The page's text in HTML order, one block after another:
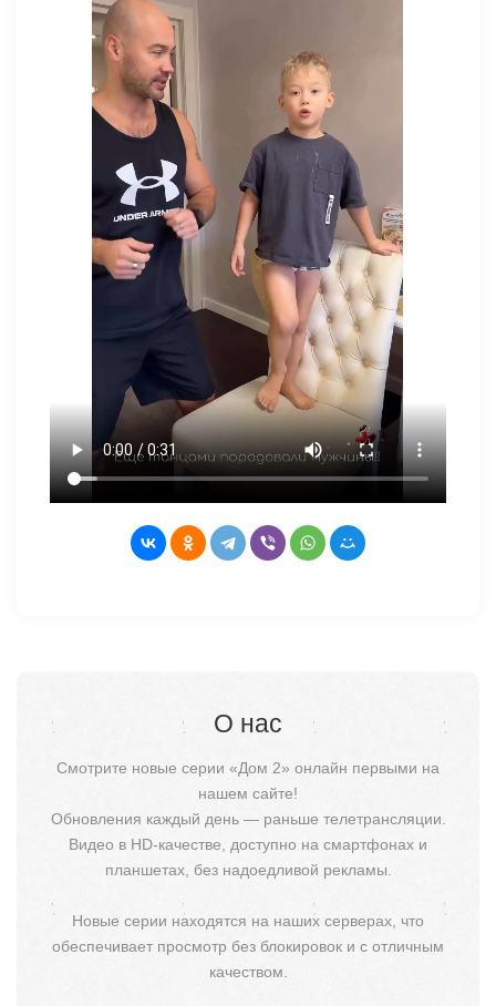
О нас
Смотрите новые серии «Дом 2» онлайн первыми на
нашем сайте!
Обновления каждый день — раньше телетрансляции.
Видео в HD-качестве, доступно на смартфонах и
планшетах, без надоедливой рекламы.
Новые серии находятся на наших серверах, что
обеспечивает просмотр без блокировок и с отличным
качеством.